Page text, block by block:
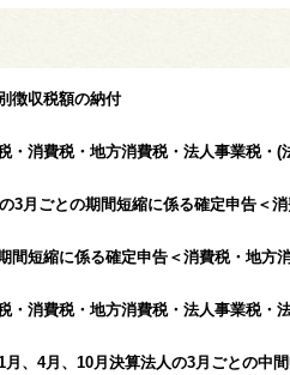
徴収税額の納付
・消費税・地方消費税・法人事業税・(
3月ごとの期間短縮に係る確定申告＜
間短縮に係る確定申告＜消費税・地方
・消費税・地方消費税・法人事業税・
、4月、10月決算法人の3月ごとの中